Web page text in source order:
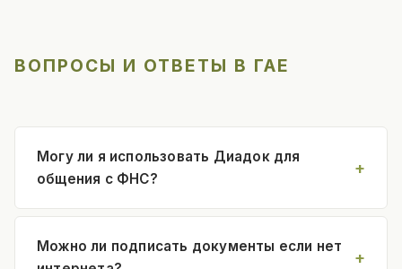
ВОПРОСЫ И ОТВЕТЫ В ГАЕ
Могу ли я использовать Диадок для
общения с ФНС?
Можно ли подписать документы если нет